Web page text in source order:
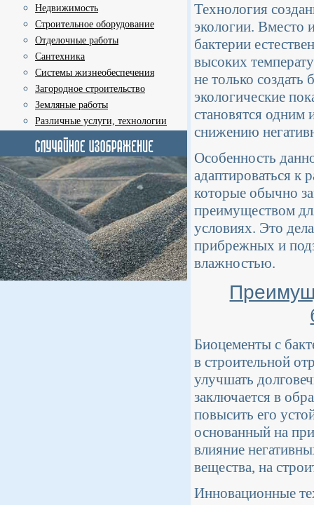
Недвижимость
Строительное оборудование
Отделочные работы
Сантехника
Системы жизнеобеспечения
Загородное строительство
Земляные работы
Различные услуги, технологии
Технология
экологии. Вместо
бактерии
высоких
не только
экологические
становятся одним
снижению
Особенность
адаптироваться к
которые обычно
преимуществом
условиях. Это
прибрежных и
влажностью.
Биоцементы с
в строительной
улучшать
заключается в
повысить его
основанный на
влияние
вещества, на
Инновационные